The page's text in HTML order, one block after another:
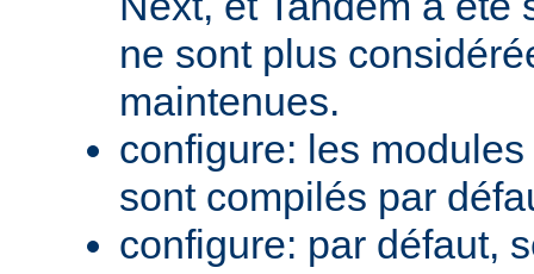
ne sont plus
maintenues.
configure: les
sont compilés par
configure: par défaut,